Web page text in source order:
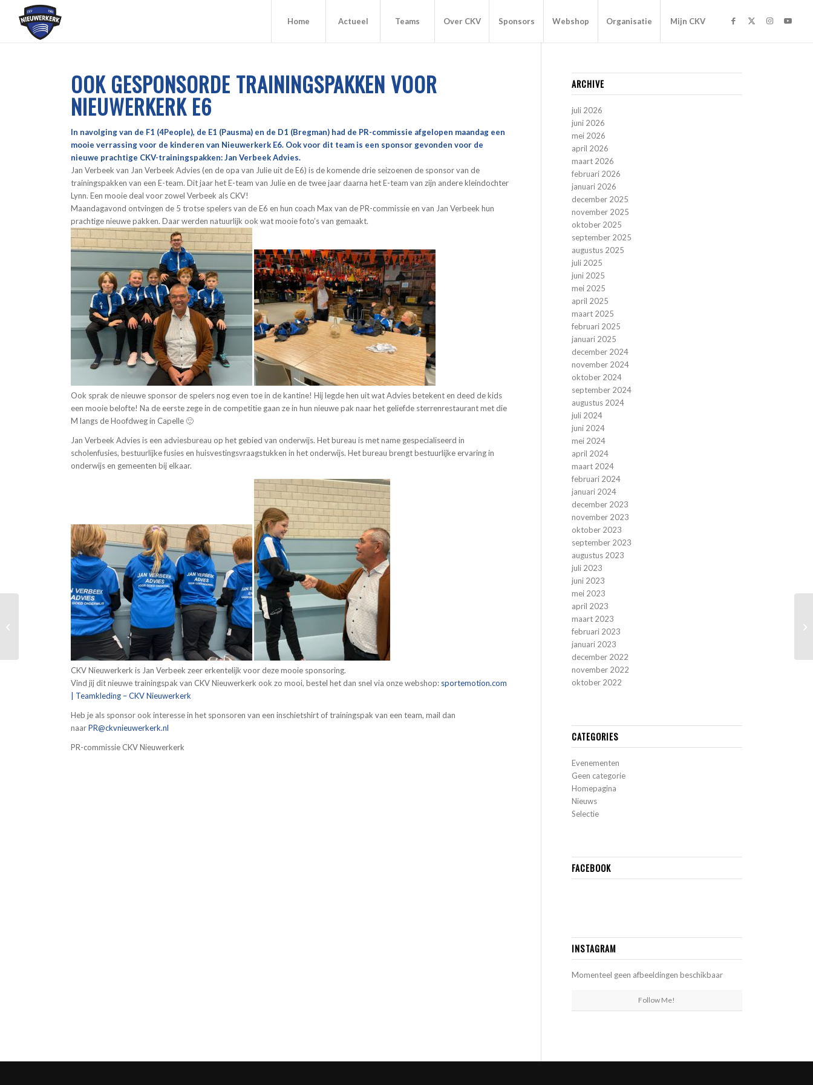
Home Actueel Teams Over CKV Sponsors Webshop Organisatie Mijn CKV
OOK GESPONSORDE TRAININGSPAKKEN VOOR
NIEUWERKERK E6
In navolging van de F1 (4People), de E1 (Pausma) en de D1 (Bregman) had de PR-commissie afgelopen maandag een
mooie verrassing voor de kinderen van Nieuwerkerk E6. Ook voor dit team is een sponsor gevonden voor de
nieuwe prachtige CKV-trainingspakken: Jan Verbeek Advies.
Jan Verbeek van Jan Verbeek Advies (en de opa van Julie uit de E6) is de komende drie seizoenen de sponsor van de
trainingspakken van een E-team. Dit jaar het E-team van Julie en de twee jaar daarna het E-team van zijn andere kleindochter
Lynn. Een mooie deal voor zowel Verbeek als CKV!
Maandagavond ontvingen de 5 trotse spelers van de E6 en hun coach Max van de PR-commissie en van Jan Verbeek hun
prachtige nieuwe pakken. Daar werden natuurlijk ook wat mooie foto’s van gemaakt.
Ook sprak de nieuwe sponsor de spelers nog even toe in de kantine! Hij legde hen uit wat Advies betekent en deed de kids
een mooie belofte! Na de eerste zege in de competitie gaan ze in hun nieuwe pak naar het geliefde sterrenrestaurant met die
M langs de Hoofdweg in Capelle 🙂
Jan Verbeek Advies is een adviesbureau op het gebied van onderwijs. Het bureau is met name gespecialiseerd in
scholenfusies, bestuurlijke fusies en huisvestingsvraagstukken in het onderwijs. Het bureau brengt bestuurlijke ervaring in
onderwijs en gemeenten bij elkaar.
CKV Nieuwerkerk is Jan Verbeek zeer erkentelijk voor deze mooie sponsoring.
Vind jij dit nieuwe trainingspak van CKV Nieuwerkerk ook zo mooi, bestel het dan snel via onze webshop: sportemotion.com
| Teamkleding – CKV Nieuwerkerk
Heb je als sponsor ook interesse in het sponsoren van een inschietshirt of trainingspak van een team, mail dan
naarPR@ckvnieuwerkerk.nl
PR-commissie CKV Nieuwerkerk
ARCHIVE
juli 2026
juni 2026
mei 2026
april 2026
maart 2026
februari 2026
januari 2026
december 2025
november 2025
oktober 2025
september 2025
augustus 2025
juli 2025
juni 2025
mei 2025
april 2025
maart 2025
februari 2025
januari 2025
december 2024
november 2024
oktober 2024
september 2024
augustus 2024
juli 2024
juni 2024
mei 2024
april 2024
maart 2024
februari 2024
januari 2024
december 2023
november 2023
oktober 2023
september 2023
augustus 2023
juli 2023
juni 2023
mei 2023
april 2023
maart 2023
februari 2023
januari 2023
december 2022
november 2022
oktober 2022
CATEGORIES
Evenementen
Geen categorie
Homepagina
Nieuws
Selectie
FACEBOOK
INSTAGRAM
Momenteel geen afbeeldingen beschikbaar
Follow Me!
Scheidsrechters 26
november en 3